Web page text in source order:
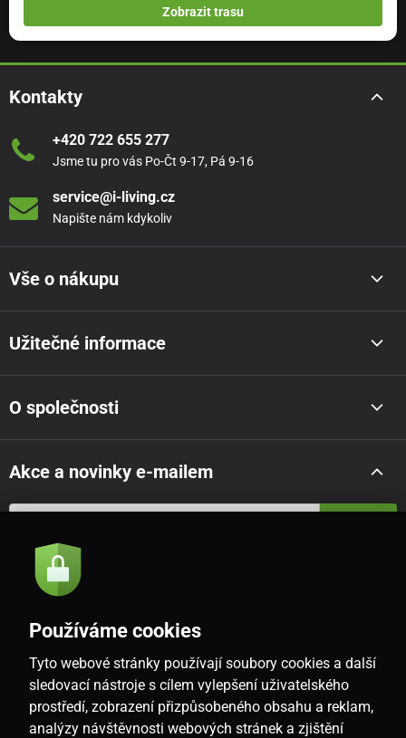
účely, se značka Price´s soustředí takřka jen na vývoj
Svíčky jsou
nezávadnosti.
Zobrazit trasu
Kontakty
+420 722 655 277
Jsme tu pro vás Po-Čt 9-17, Pá 9-16
service@i-living.cz
Napište nám kdykoliv
Vše o nákupu
Užitečné informace
O společnosti
Akce a novinky e-mailem
Souhlasím se
CZ
Používáme cookies
Tyto webové stránky používají soubory cookies a další
sledovací nástroje s cílem vylepšení uživatelského
prostředí, zobrazení přizpůsobeného obsahu a reklam,
analýzy návštěvnosti webových stránek a zjištění